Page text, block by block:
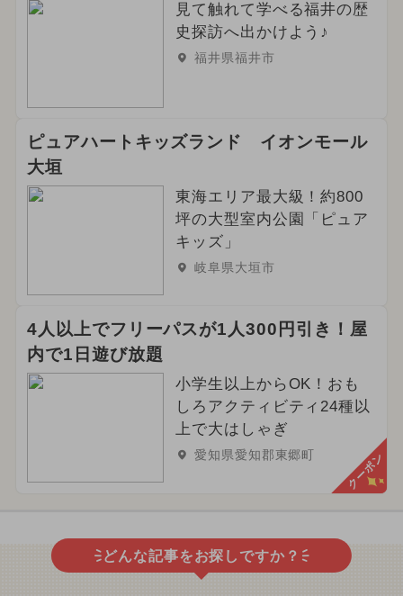
見て触れて学べる福井の歴
史探訪へ出かけよう♪
福井県福井市
ピュアハートキッズランド イオンモール
大垣
東海エリア最大級！約800
坪の大型室内公園「ピュア
キッズ」
岐阜県大垣市
4人以上でフリーパスが1人300円引き！屋
内で1日遊び放題
小学生以上からOK！おも
しろアクティビティ24種以
上で大はしゃぎ
愛知県愛知郡東郷町 クーポン
どんな記事をお探しですか？